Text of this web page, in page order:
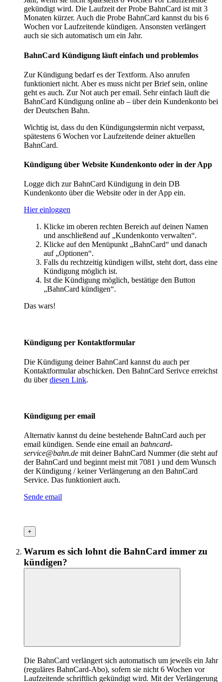
gekündigt wird. Die Laufzeit der Probe BahnCard ist mit 3
Monaten kürzer. Auch die Probe BahnCard kannst du bis 6
Wochen vor Laufzeitende kündigen. Ansonsten verlängert
auch sie sich automatisch um ein Jahr.
BahnCard Kündigung läuft einfach und problemlos
Zur Kündigung bedarf es der Textform. Also anrufen
funktioniert nicht. Aber es muss nicht per Brief sein, online
geht es auch. Zur Not auch per email. Sehr einfach läuft die
BahnCard Kündigung online ab – über dein Kundenkonto bei
der Deutschen Bahn.
Wichtig ist, dass du den Kündigungstermin nicht verpasst,
spätestens 6 Wochen vor Laufzeitende deiner aktuellen
BahnCard.
Kündigung über Website Kundenkonto oder in der App
Logge dich zur BahnCard Kündigung in dein DB
Kundenkonto über die Website oder in der App ein.
Hier einloggen
Klicke im oberen rechten Bereich auf deinen Namen
und anschließend auf „Kundenkonto verwalten“.
Klicke auf den Menüpunkt „BahnCard“ und danach
auf „Optionen“.
Falls du rechtzeitig kündigen willst, steht dort, dass eine
Kündigung möglich ist.
Ist die Kündigung möglich, bestätige den Button
„BahnCard kündigen“.
Das wars!
Kündigung per Kontaktformular
Die Kündigung deiner BahnCard kannst du auch per
Kontaktformular abschicken. Den BahnCard Serivce erreichst
du überdiesen Link.
Kündigung per email
Alternativ kannst du deine bestehende BahnCard auch per
email kündigen. Sende eine email an bahncard-
service@bahn.de mit deiner BahnCard Nummer (die steht auf
der BahnCard und beginnt meist mit 7081 ) und dem Wunsch
der Kündigung / keiner Verlängerung an den BahnCard
Service. Das funktioniert auch.
Sende email
+
Warum es sich lohnt die BahnCard immer zu
kündigen?
Die BahnCard verlängert sich automatisch um jeweils ein Jahr
(reguläres BahnCard-Abo), sofern sie nicht 6 Wochen vor
Laufzeitende schriftlich gekündigt wird. Mit der Verlängerung